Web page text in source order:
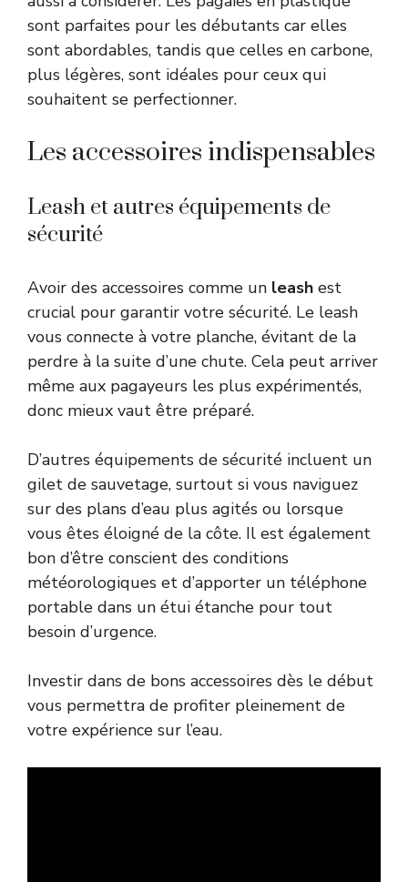
sont parfaites pour les débutants car elles
sont abordables, tandis que celles en carbone,
plus légères, sont idéales pour ceux qui
souhaitent se perfectionner.
Les accessoires indispensables
Leash et autres équipements de
sécurité
Avoir des accessoires comme un leash est
crucial pour garantir votre sécurité. Le leash
vous connecte à votre planche, évitant de la
perdre à la suite d’une chute. Cela peut arriver
même aux pagayeurs les plus expérimentés,
donc mieux vaut être préparé.
D’autres équipements de sécurité incluent un
gilet de sauvetage, surtout si vous naviguez
sur des plans d’eau plus agités ou lorsque
vous êtes éloigné de la côte. Il est également
bon d’être conscient des conditions
météorologiques et d’apporter un téléphone
portable dans un étui étanche pour tout
besoin d’urgence.
Investir dans de bons accessoires dès le début
vous permettra de profiter pleinement de
votre expérience sur l’eau.